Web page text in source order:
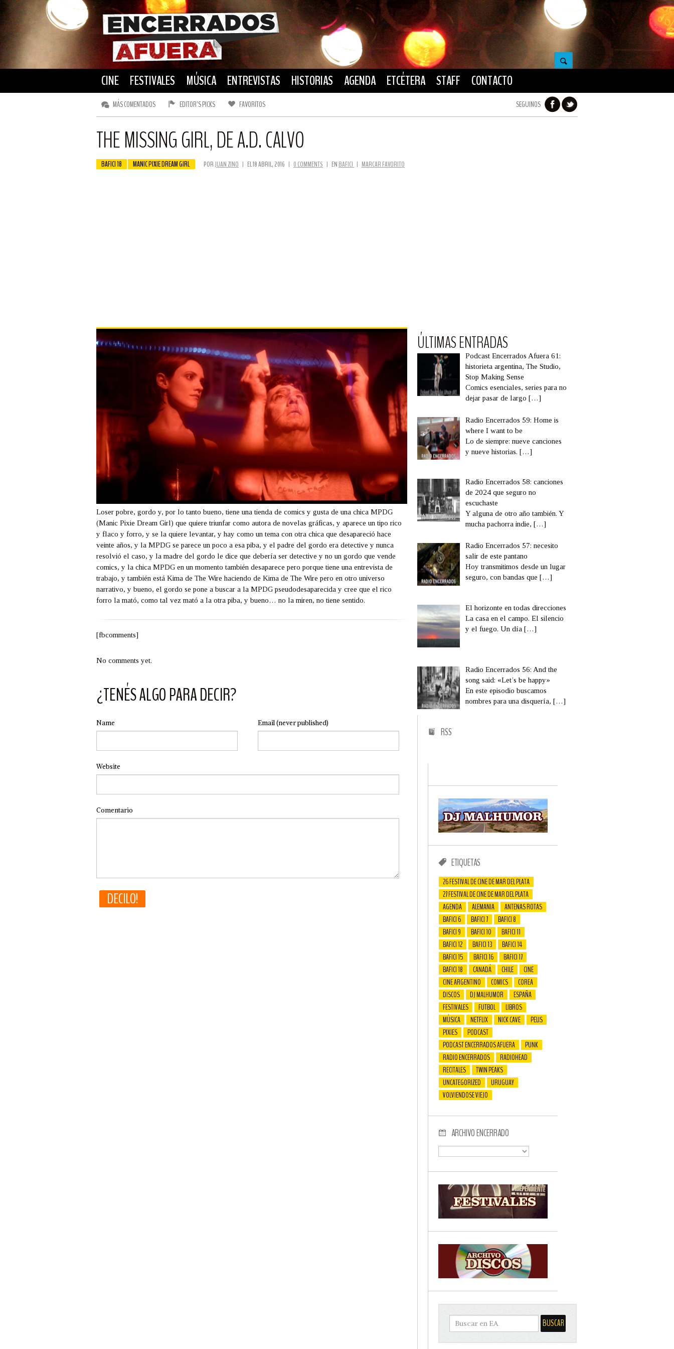
CINE FESTIVALES MÚSICA ENTREVISTAS HISTORIAS AGENDA ETCÉTERA STAFF CONTACTO
SEGUINOS
MÁS COMENTADOS EDITOR’S PICKS FAVORITOS
THE MISSING GIRL, DE A.D. CALVO
BAFICI 18 MANIC PIXIE DREAM GIRL POR JUAN ZINO | EL 18 ABRIL, 2016 | 0 COMMENTS | EN BAFICI | MARCAR FAVORITO
Loser pobre, gordo y, por lo tanto bueno, tiene una tienda de comics y gusta de una chica MPDG
(Manic Pixie Dream Girl) que quiere triunfar como autora de novelas gráficas, y aparece un tipo rico
y flaco y forro, y se la quiere levantar, y hay como un tema con otra chica que desapareció hace
veinte años, y la MPDG se parece un poco a esa piba, y el padre del gordo era detective y nunca
resolvió el caso, y la madre del gordo le dice que debería ser detective y no un gordo que vende
comics, y la chica MPDG en un momento también desaparece pero porque tiene una entrevista de
trabajo, y también está Kima de The Wire haciendo de Kima de The Wire pero en otro universo
narrativo, y bueno, el gordo se pone a buscar a la MPDG pseudodesaparecida y cree que el rico
forro la mató, como tal vez mató a la otra piba, y bueno… no la miren, no tiene sentido.
[fbcomments]
No comments yet.
¿TENÉS ALGO PARA DECIR?
Name Email(never published)
Website
Comentario
ÚLTIMAS ENTRADAS
Podcast Encerrados Afuera 61:
historieta argentina, The Studio,
Stop Making Sense
Comics esenciales, series para no
dejar pasar de largo[…]
Radio Encerrados 59: Home is
where I want to be
Lo de siempre: nueve canciones
y nueve historias.[…]
Radio Encerrados 58: canciones
de 2024 que seguro no
escuchaste
Y alguna de otro año también. Y
mucha pachorra indie,[…]
Radio Encerrados 57: necesito
salir de este pantano
Hoy transmitimos desde un lugar
seguro, con bandas que[…]
El horizonte en todas direcciones
La casa en el campo. El silencio
y el fuego. Un día[…]
Radio Encerrados 56: And the
song said: «Let’s be happy»
En este episodio buscamos
nombres para una disquería,[…]
RSS
ETIQUETAS
26 FESTIVAL DE CINE DE MAR DEL PLATA
27 FESTIVAL DE CINE DE MAR DEL PLATA
AGENDA
ALEMANIA
ANTENAS ROTAS
BAFICI 6
BAFICI 7
BAFICI 8
BAFICI 9
BAFICI 10
BAFICI 11
BAFICI 12
BAFICI 13
BAFICI 14
BAFICI 15
BAFICI 16
BAFICI 17
BAFICI 18
CANADÁ CHILE
CINE
CINE ARGENTINO
COMICS
COREA
DISCOS
DJ MALHUMOR
ESPAÑA
FESTIVALES
FUTBOL
LIBROS
MÚSICA
NETFLIX NICK CAVE
PELIS
PIXIES
PODCAST
PODCAST ENCERRADOS AFUERA
PUNK
RADIO ENCERRADOS
RADIOHEAD
RECITALES
TWIN PEAKS
UNCATEGORIZED
URUGUAY
VOLVIENDOSE VIEJO
ARCHIVO ENCERRADO